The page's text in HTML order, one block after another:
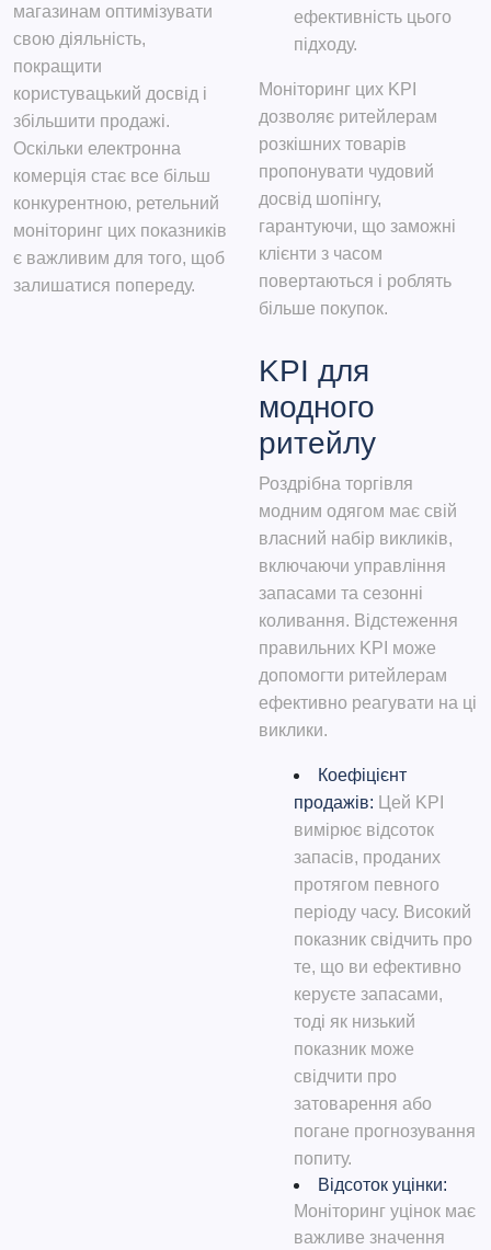
магазинам оптимізувати
свою діяльність,
покращити
користувацький досвід і
збільшити продажі.
Оскільки електронна
комерція стає все більш
конкурентною, ретельний
моніторинг цих показників
є важливим для того, щоб
залишатися попереду.
ефективність цього
підходу.
Моніторинг цих KPI
дозволяє ритейлерам
розкішних товарів
пропонувати чудовий
досвід шопінгу,
гарантуючи, що заможні
клієнти з часом
повертаються і роблять
більше покупок.
KPI для
модного
ритейлу
Роздрібна торгівля
модним одягом має свій
власний набір викликів,
включаючи управління
запасами та сезонні
коливання. Відстеження
правильних KPI може
допомогти ритейлерам
ефективно реагувати на ці
виклики.
Коефіцієнт
продажів: Цей KPI
вимірює відсоток
запасів, проданих
протягом певного
періоду часу. Високий
показник свідчить про
те, що ви ефективно
керуєте запасами,
тоді як низький
показник може
свідчити про
затоварення або
погане прогнозування
попиту.
Відсоток уцінки:
Моніторинг уцінок має
важливе значення